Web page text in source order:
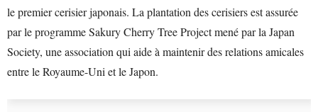
le premier cerisier japonais. La plantation des cerisiers est assurée
par le programme Sakury Cherry Tree Project mené par la Japan
Society, une association qui aide à maintenir des relations amicales
entre le Royaume-Uni et le Japon.